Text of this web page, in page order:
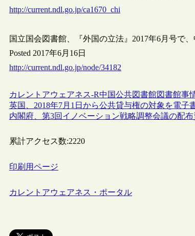
http://current.ndl.go.jp/ca1670_chi
国立国会図書館、『外国の立法』2017年6月号で
Posted 2017年6月16日
http://current.ndl.go.jp/node/34182
カレントアウェアネス-R中国公共図書館図書館事
英国、2018年7月1日から公共貸与権の対象を電子
内閣府、第3回イノベーション戦略調整会議の配
累計アクセス数:2220
印刷用ページ
カレントアウェアネス・ポータル